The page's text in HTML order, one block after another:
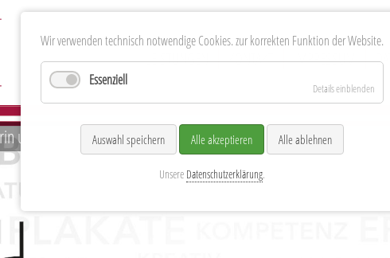
Navigation
LEISTUNGEN KONTAKT IMPRESSUM
und MV
Wir verwenden technisch notwendige Cookies. zur korrekten Funktion der Website.
Essenziell Details einblenden
Auswahl speichern Alle akzeptieren Alle ablehnen
Unsere Datenschutzerklärung.